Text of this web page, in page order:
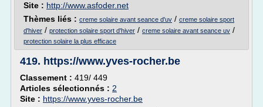
Site : http://www.asfoder.net
Thèmes liés : creme solaire avant seance d'uv / creme solaire sport
d'hiver / protection solaire sport d'hiver / creme solaire avant seance uv /
protection solaire la plus efficace
419. https://www.yves-rocher.be
Classement : 419/ 449
Articles sélectionnés : 2
Site : https://www.yves-rocher.be